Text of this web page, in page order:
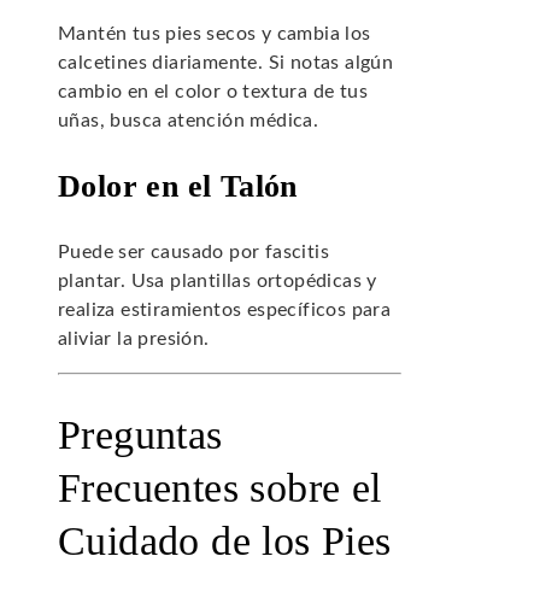
Mantén tus pies secos y cambia los
calcetines diariamente. Si notas algún
cambio en el color o textura de tus
uñas, busca atención médica.
Dolor en el Talón
Puede ser causado por fascitis
plantar. Usa plantillas ortopédicas y
realiza estiramientos específicos para
aliviar la presión.
Preguntas
Frecuentes sobre el
Cuidado de los Pies